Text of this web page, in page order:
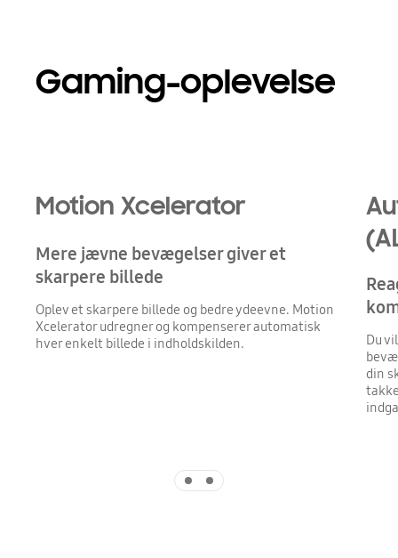
Gaming-oplevelse
Motion Xcelerator
Mere jævne bevægelser giver et
skarpere billede
Oplev et skarpere billede og bedre ydeevne. Motion
Xcelerator udregner og kompenserer automatisk
hver enkelt billede i indholdskilden.
Du
din